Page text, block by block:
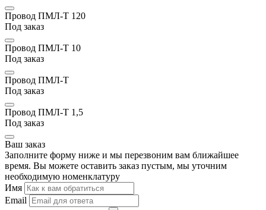
Провод ПМЛ-Т 120
Под заказ
Провод ПМЛ-Т 10
Под заказ
Провод ПМЛ-Т
Под заказ
Провод ПМЛ-Т 1,5
Под заказ
Ваш заказ
Заполните форму ниже и мы перезвоним вам ближайшее
время. Вы можете оставить заказ пустым, мы уточним
необходимую номенклатуру
Имя
Email